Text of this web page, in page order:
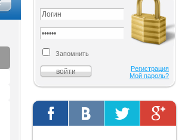
Запомнить
Регистрация
Мой пароль?